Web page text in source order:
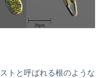
トと呼ばれる根のような